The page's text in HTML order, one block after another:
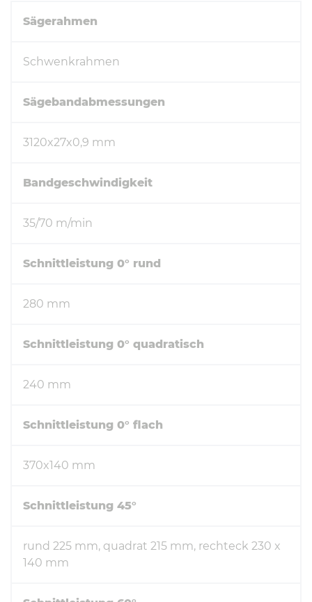
Sägerahmen
Schwenkrahmen
Sägebandabmessungen
3120x27x0,9 mm
Bandgeschwindigkeit
35/70 m/min
Schnittleistung 0° rund
280 mm
Schnittleistung 0° quadratisch
240 mm
Schnittleistung 0° flach
370x140 mm
Schnittleistung 45°
rund 225 mm, quadrat 215 mm, rechteck 230 x
140 mm